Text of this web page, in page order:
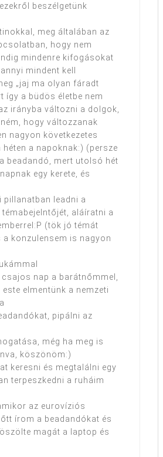
beszélgetünk
meg általában az
hogy nem
mindenre kifogásokat
mindent kell
„jaj ma olyan fáradt
így a büdös életbe nem
irányba változni a dolgok,
hogy változzanak
nagyon következetes
a napoknak:) (persze
beadandó, mert utolsó hét
egy kerete, és
leadni a
aláíratni a
(tök jó témát
a konzulensem is nagyon
nap a barátnőmmel,
elmentünk a nemzeti
pipálni az
még ha meg is
köszönöm:)
keresni és megtalálni egy
terpeszkedni a ruháim
az eurovíziós
írom a beadandókat és
magát a laptop és